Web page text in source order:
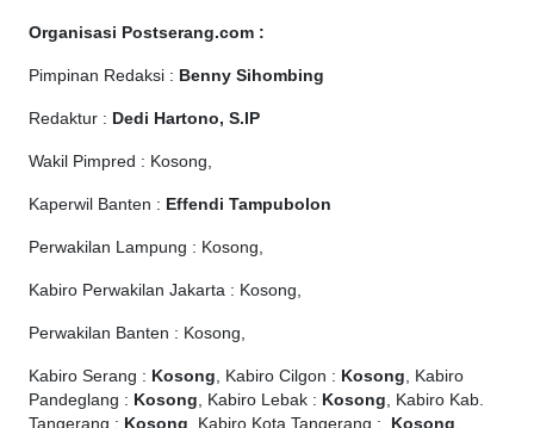
Organisasi Postserang.com :
Pimpinan Redaksi : Benny Sihombing
Redaktur : Dedi Hartono, S.IP
Wakil Pimpred : Kosong,
Kaperwil Banten : Effendi Tampubolon
Perwakilan Lampung : Kosong,
Kabiro Perwakilan Jakarta : Kosong,
Perwakilan Banten : Kosong,
Kabiro Serang : Kosong , Kabiro Cilgon : Kosong , Kabiro
Pandeglang : Kosong , Kabiro Lebak : Kosong , Kabiro Kab.
Tangerang : Kosong , Kabiro Kota Tangerang : Kosong